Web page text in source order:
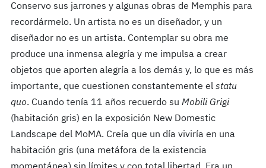
Conservo sus jarrones y algunas obras de Memphis para
recordármelo. Un artista no es un diseñador, y un
diseñador no es un artista. Contemplar su obra me
produce una inmensa alegría y me impulsa a crear
objetos que aporten alegría a los demás y, lo que es más
importante, que cuestionen constantemente el statu
quo. Cuando tenía 11 años recuerdo su Mobili Grigi
(habitación gris) en la exposición New Domestic
Landscape del MoMA. Creía que un día viviría en una
habitación gris (una metáfora de la existencia